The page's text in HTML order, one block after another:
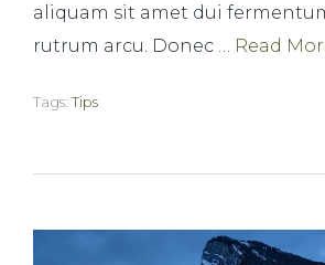
aliquam sit amet dui
rutrum arcu. Donec …
Read
Tags: Tips